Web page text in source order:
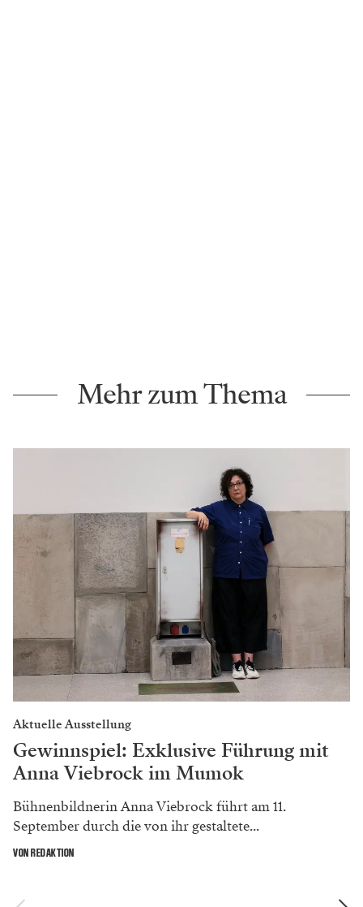
und reüssierte in „The Sound of Music“ an der
Volksoper, dessen Ensemble er seit Jahren
Unterwelt“) und ist derzeit in ganzen neun
Mittlerweile tritt er nicht mehr „nur“ auf, sondern hat
zum Beispiel für „Die lustige Witwe
“ auch die Dialoge
überarbeitet. Next step: Regie?
„Absolut. Für mich gibt es nichts Tolleres als Theater,
und das möchte ich in jeder Form mitgestalten können.
Es ist keinesfalls so, dass ich das Schauspielen aufgeben
will oder werde, aber ich möchte mich in den nächsten
Jahren noch mehr entfalten, weiterhin schreiben und
Hier die Spieltermine vonIm weißen
Rössl
in der Volksoper!